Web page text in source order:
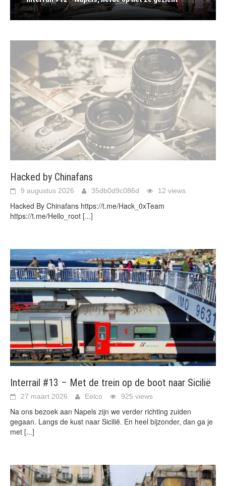
Hacked by Chinafans
9 augustus 2026 35db0d9c086d 12 views
Hacked By Chinafans https://t.me/Hack_0xTeam
https://t.me/Hello_root [...]
Interrail #13 – Met de trein op de boot naar Sicilië
27 maart 2026 Eelco 925 views
Na ons bezoek aan Napels zijn we verder richting zuiden
gegaan. Langs de kust naar Sicilië. En heel bijzonder, dan ga je
met [...]